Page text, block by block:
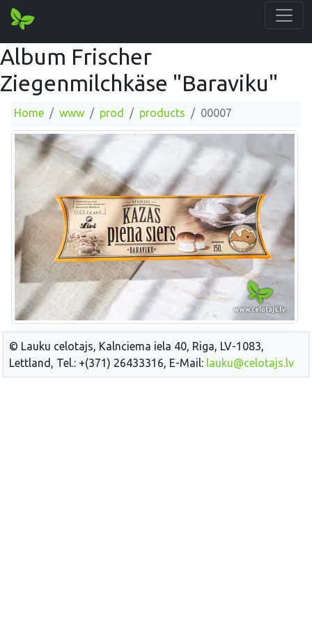
Album Frischer
Ziegenmilchkäse "Baraviku"
Home www prod products 00007
© Lauku celotajs, Kalnciema iela 40, Riga, LV-1083,
Lettland, Tel.: +(371) 26433316, E-Mail: lauku@celotajs.lv